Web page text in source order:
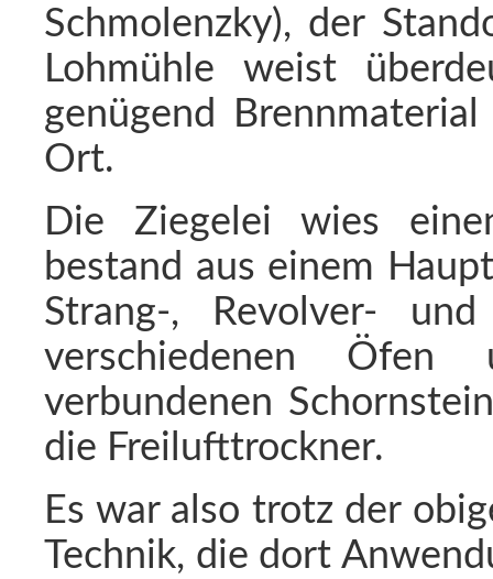
Schmolenzky), der
Lohmühle weist
genügend
Ort.
Die Ziegelei wies
bestand aus einem
Strang-, Revolver- und
verschiedenen
verbundenen
die Freilufttrockner.
Es war also trotz der
Technik, die dort